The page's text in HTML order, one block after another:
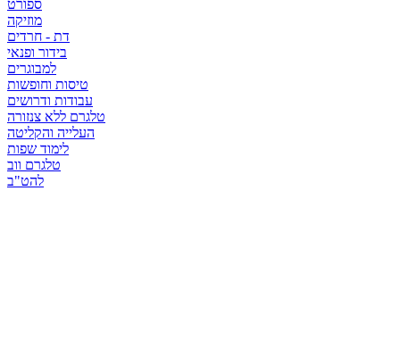
ספורט
מוזיקה
דת - חרדים
בידור ופנאי
למבוגרים
טיסות וחופשות
עבודות ודרושים
טלגרם ללא צנזורה
העלייה והקליטה
לימוד שפות
טלגרם ווב
להט"ב